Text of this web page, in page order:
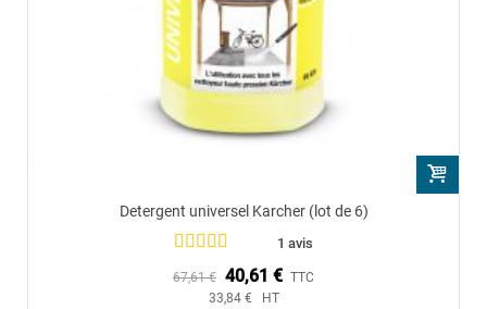
Detergent universel Karcher (lot de 6)
1 avis
67,61 € 40,61 € TTC
33,84 € HT